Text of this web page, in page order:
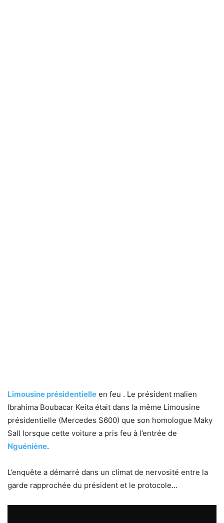
Limousine présidentielle en feu . Le président malien
Ibrahima Boubacar Keita était dans la même Limousine
présidentielle (Mercedes S600) que son homologue Maky
Sall lorsque cette voiture a pris feu à l’entrée de
Nguéniène.
L’enquête a démarré dans un climat de nervosité entre la
garde rapprochée du président et le protocole…